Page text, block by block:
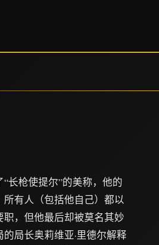
长枪使提尔”的美称，他的
有人（包括他自己）都以
，但他最后却被莫名其妙
局长奥莉维亚·里德尔解释